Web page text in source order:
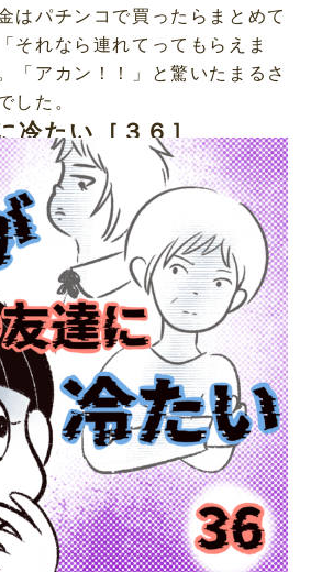
はパチンコで買ったらまとめて
それなら連れてってもらえま
「アカン！！」と驚いたまるさ
した。
冷たい［３６］